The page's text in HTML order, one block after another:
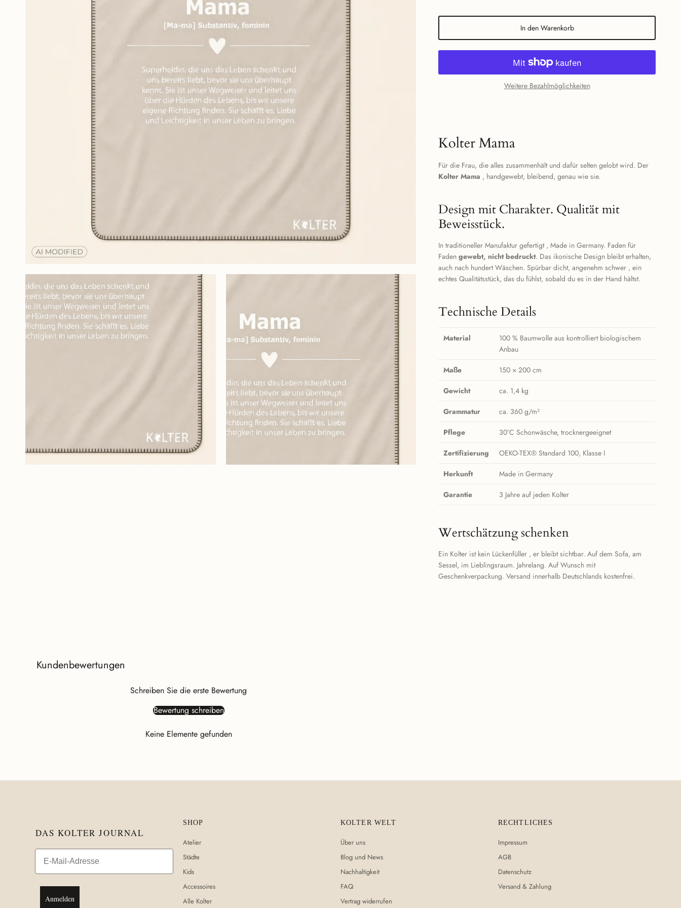
In den Warenkorb
Weitere Bezahlmöglichkeiten
Kolter Mama
Für die Frau, die alles zusammenhält und dafür selten gelobt wird. Der
Kolter Mama , handgewebt, bleibend, genau wie sie.
Design mit Charakter. Qualität mit
Beweisstück.
In traditioneller Manufaktur gefertigt , Made in Germany. Faden für
Fadengewebt, nicht bedruckt. Das ikonische Design bleibt erhalten,
auch nach hundert Wäschen. Spürbar dicht, angenehm schwer , ein
echtes Qualitätsstück, das du fühlst, sobald du es in der Hand hältst.
Technische Details
Material
100 % Baumwolle aus kontrolliert biologischem
Anbau
Maße 150 × 200 cm
Gewicht ca. 1,4 kg
Grammatur ca. 360 g/m²
Pflege 30°C Schonwäsche, trocknergeeignet
Zertifizierung OEKO-TEX® Standard 100, Klasse I
Herkunft Made in Germany
Garantie 3 Jahre auf jeden Kolter
Wertschätzung schenken
Ein Kolter ist kein Lückenfüller , er bleibt sichtbar. Auf dem Sofa, am
Sessel, im Lieblingsraum. Jahrelang. Auf Wunsch mit
Geschenkverpackung. Versand innerhalb Deutschlands kostenfrei.
Kundenbewertungen
Schreiben Sie die erste Bewertung
Bewertung schreiben
Keine Elemente gefunden
DAS KOLTER JOURNAL
Email
Anmelden
SHOP
Atelier
Städte
Kids
Accessoires
Alle Kolter
KOLTER WELT
Über uns
Blog und News
Nachhaltigkeit
FAQ
Vertrag widerrufen
RECHTLICHES
Impressum
AGB
Datenschutz
Versand & Zahlung